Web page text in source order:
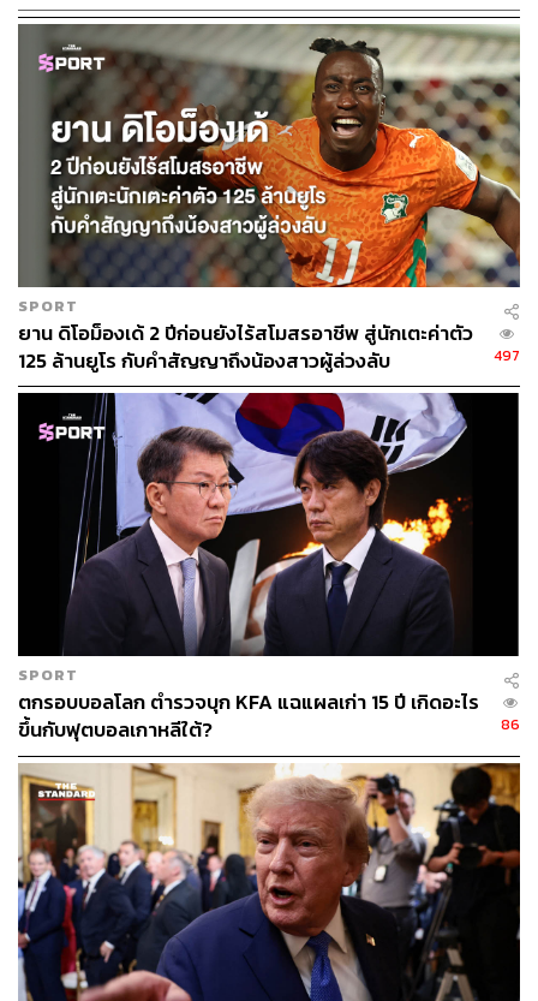
เปิดพอร์ต แอนโธนี ฮัตสัน ผลงานระดับ ‘ทีมชาติ’ เป็น
อย่างไรบ้าง?
แอนโธนี ฮัตสัน ถือเป็นหนึ่งในโค้ชสายโกลบอล ที่สั่งสม
ประสบการณ์ทั้งในระดับสโมสรและทีมชาติมาแล้วหลาย
ประเทศ เขาเริ่มต้นเส้นทางกุนซือตั้งแต่อายุเพียง 27 ปี กับ
สโมสร Real Maryland Monarchs ในสหรัฐอเมริกา ก่อนจะ
ก้าวสู่เวทีระดับนานาชาติในเวลาไม่นาน
ในระดับ ทีมชาติชุดใหญ่ ฮัตสันผ่านการคุมทีมมาแล้วถึง 3
ชาติ พร้อมผลงานดังนี้
ทีมชาติบาห์เรน (2013-2014)
คุมทีม 12 นัด ชนะ 3 เสมอ 6 แพ้ 3
อัตราชนะ 25.00%
ทีมชาตินิวซีแลนด์ (2014-2017)
คุมทีม 27 นัด ชนะ 9 เสมอ 7 แพ้ 11
อัตราชนะ 33.33%
(เคยพานิวซีแลนด์เข้าเพลย์ออฟคัดบอลโลก 2018 พบเปรู)
ทีมชาติสหรัฐอเมริกา (รักษาการ, 2023)
คุมทีม 5 นัด ชนะ 2 เสมอ 2 แพ้ 1
อัตราชนะ 40.00%
SPORT
ยาน ดิโอม็องเด้ 2 ปีก่อนยังไร้สโมสรอาชีพ สู่นักเตะค่าตัว
125 ล้านยูโร กับคำสัญญาถึงน้องสาวผู้ล่วงลับ
497
SPORT
ตกรอบบอลโลก ตำรวจบุก KFA แฉแผลเก่า 15 ปี เกิดอะไร
ขึ้นกับฟุตบอลเกาหลีใต้?
86